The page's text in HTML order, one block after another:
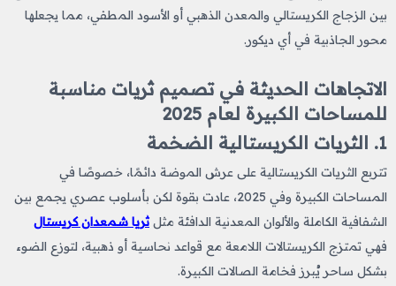
بين الزجاج الكريستالي والمعدن الذهبي أو الأسود المطفي، مما يجعلها
محور الجاذبية في أي ديكور.
الاتجاهات الحديثة في تصميم ثريات مناسبة
للمساحات الكبيرة لعام 2025
1. الثريات الكريستالية الضخمة
تتربع الثريات الكريستالية على عرش الموضة دائمًا، خصوصًا في
المساحات الكبيرة وفي 2025، عادت بقوة لكن بأسلوب عصري يجمع بين
الشفافية الكاملة والألوان المعدنية الدافئة مثل ثريا شمعدان كريستال
فهي تمتزج الكريستالات اللامعة مع قواعد نحاسية أو ذهبية، لتوزع الضوء
بشكل ساحر يُبرز فخامة الصالات الكبيرة.